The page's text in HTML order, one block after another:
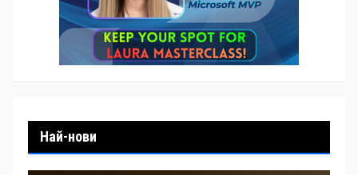
Най-нови